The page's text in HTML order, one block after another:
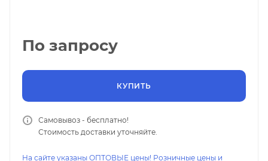
По запросу
КУПИТЬ
Самовывоз - бесплатно!
Стоимость доставки уточняйте.
На сайте указаны ОПТОВЫЕ цены! Розничные цены и